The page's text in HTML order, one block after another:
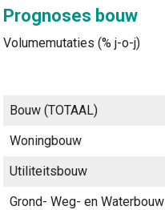
Prognoses bouw
Volumemutaties (% j-o-j)
Bouw (TOTAAL)
Woningbouw
Utiliteitsbouw
Grond- Weg- en Waterbouw